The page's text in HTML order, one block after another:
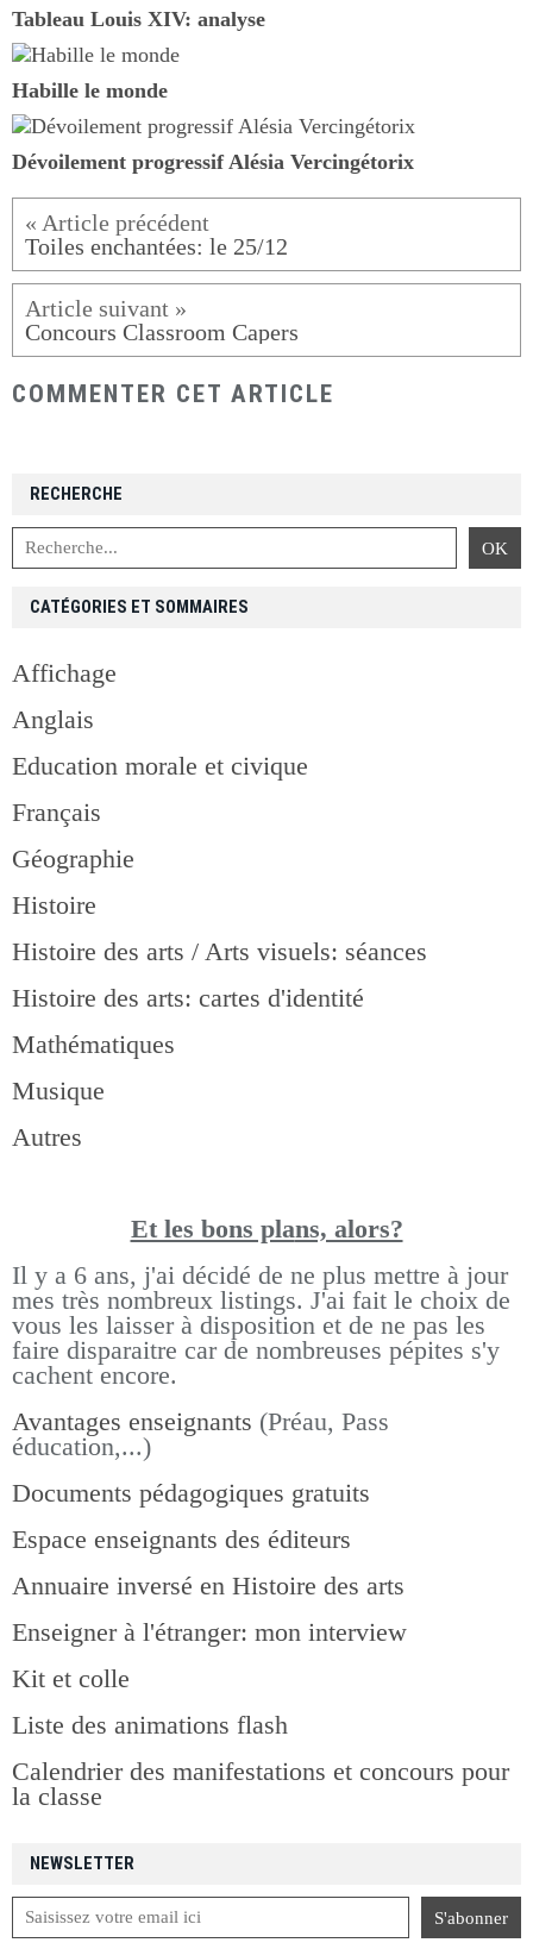
Tableau Louis XIV: analyse
Habille le monde
Dévoilement progressif Alésia Vercingétorix
Toiles enchantées: le 25/12
Concours Classroom Capers
COMMENTER CET ARTICLE
NEWSLETTER
RECHERCHE
CATÉGORIES ET SOMMAIRES
Affichage
Anglais
Education morale et civique
Français
Géographie
Histoire
Histoire des arts / Arts visuels: séances
Histoire des arts: cartes d'identité
Mathématiques
Musique
Autres
Et les bons plans, alors?
Il y a 6 ans, j'ai décidé de ne plus mettre à jour
mes très nombreux listings. J'ai fait le choix de
vous les laisser à disposition et de ne pas les
faire disparaitre car de nombreuses pépites s'y
cachent encore.
Avantages enseignants (Préau, Pass
éducation,...)
Documents pédagogiques gratuits
Espace enseignants des éditeurs
Annuaire inversé en Histoire des arts
Enseigner à l'étranger: mon interview
Kit et colle
Liste des animations flash
Calendrier des manifestations et concours pour
la classe